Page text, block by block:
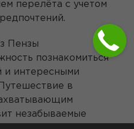
перелёта с учетом
Пензы
познакомиться
и интересными
в
незабываемые